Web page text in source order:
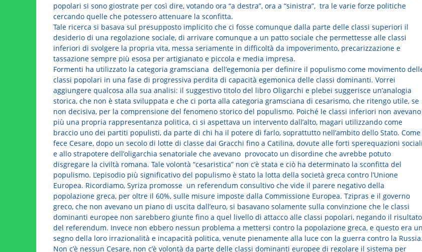
popolari si sono giostrate per così dire, votando ora “a destra”, ora a “sinistra”, tra le varie forze politiche
cercando quelle che potessero attenuare la sconfitta.
Tale ricerca si basava sul presupposto implicito che ci fosse comunque dalla parte delle classi superiori il
desiderio di una regolazione sociale, di arrivare comunque a un patto sociale che permettesse alle classi
inferiori di svolgere la propria vita, messa seriamente in difficoltà da impoverimento, precarizzazione e
tassazione sempre più esosa per artigianato e piccola e media impresa.
Formenti ha utilizzato la categoria gramsciana dell’egemonia per definire il populismo come movimento
classi popolari in una fase di progressiva perdita di capacità egemonica delle classi dominanti. Vorrei
aggiungere qualcosa alla sua analisi: il suggestivo titolo del libro Oligarchi e plebei suggerisce un’analogia
storica, che non è stata sviluppata e che ci porta alla categoria gramsciana di cesarismo, che ritengo utile, se
non decisiva, per la comprensione del fenomeno storico del populismo. Poiché le classi inferiori non avevano
più una propria rappresentanza politica, ci si aspettava un intervento dall’alto, magari utilizzando come
braccio uno dei partiti populisti, da parte di chi ha il potere di farlo, soprattutto nell’ambito dello Stato. Come
fece Cesare, dopo un secolo di lotte di classe dai Gracchi fino a Catilina, dovute alle forti sperequazioni sociali
e allo strapotere dell’oligarchia senatoriale che avevano provocato un disordine che avrebbe potuto
disgregare la civiltà romana. Tale volontà “cesaristica” non c’è stata e ciò ha determinato la sconfitta del
populismo. L’episodio più significativo del populismo è stato la lotta della società greca contro l’Unione
Europea. Ricordiamo, Syriza promosse un referendum consultivo che vide il parere negativo della
popolazione greca, per oltre il 60%, sulle misure imposte dalla Commissione Europea. Tzipras e il governo
greco, che non avevano un piano di uscita dall’euro, si basavano solamente sulla convinzione che le classi
dominanti europee non sarebbero giunte fino a quel livello di attacco alle classi popolari, negando il risultato
del referendum. Invece non ebbero nessun problema a mettersi contro la popolazione greca, e questo era un
segno della loro irrazionalità e incapacità politica, venute pienamente alla luce con la guerra contro la Russia.
Non c’è nessun Cesare, non c’è volontà da parte delle classi dominanti europee di regolare il sistema per